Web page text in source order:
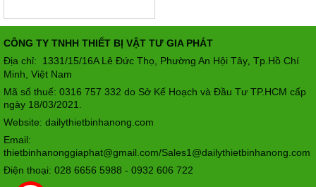
CÔNG TY TNHH THIẾT BỊ VẬT TƯ GIA PHÁT
Địa chỉ: 1331/15/16A Lê Đức Thọ, Phường An Hội Tây Tp.Hồ Chí
Minh, Việt Nam
Mã số thuế: 0316 757 332 do Sở Kế Hoạch và Đầu Tư TP.HCM cấp
ngày 18/03/2021.
Website: dailythietbinhanong.com
Email:
thietbinhanonggiaphat@gmail.com/Sales1@dailythietbinhanong.com
Điện thoại: 028 6656 5988 - 0932 606 722